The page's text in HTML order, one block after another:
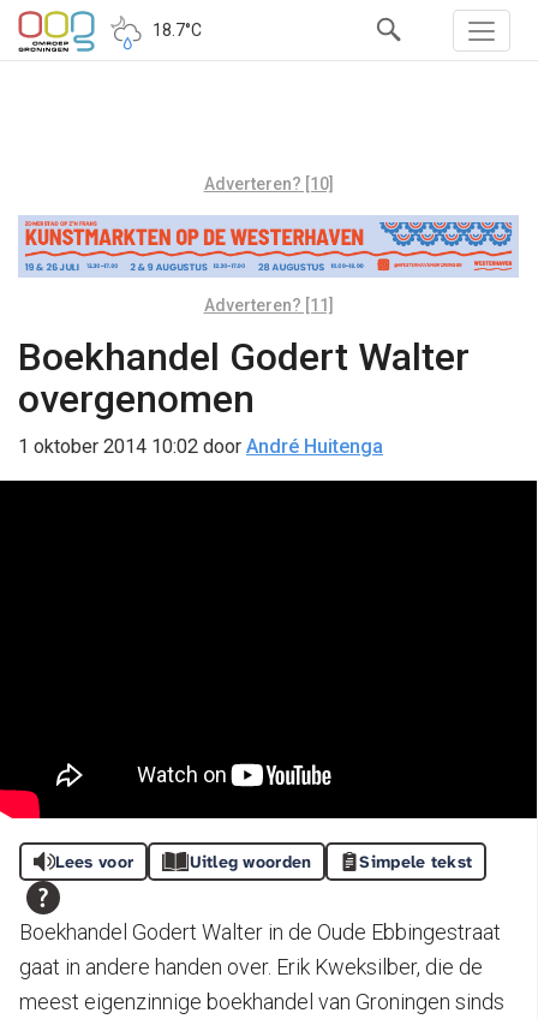
18.7°C
Adverteren? [10]
Adverteren? [11]
Boekhandel Godert Walter
overgenomen
1 oktober 2014 10:02 door André Huitenga
Lees voor Uitleg woorden Simpele tekst
Boekhandel Godert Walter in de Oude Ebbingestraat
gaat in andere handen over. Erik Kweksilber, die de
meest eigenzinnige boekhandel van Groningen sinds